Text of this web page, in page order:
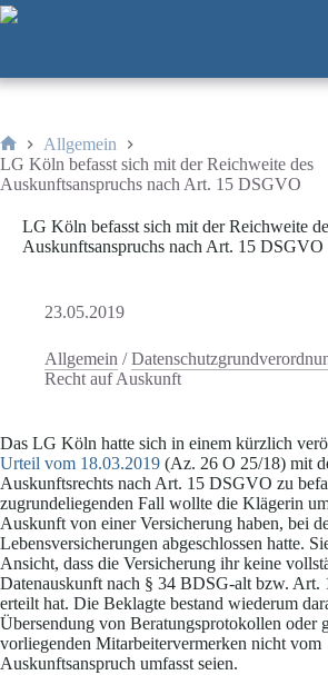
Zum
Inhalt
Start
Allgemein
LG Köln befasst sich mit der Reichweite des
Auskunftsanspruchs nach Art. 15 DSGVO
LG Köln befasst sich mit der Reichweite
Auskunftsanspruchs nach Art. 15 DSGVO
23.05.2019
Allgemein /
Recht auf Auskunft
Das LG Köln hatte sich in einem kürzlich
Urteil vom 18.03.2019 (Az. 26 O 25/18) mit
Auskunftsrechts nach Art. 15 DSGVO zu
zugrundeliegenden Fall wollte die Klägerin
Auskunft von einer Versicherung haben, bei
Lebensversicherungen abgeschlossen hatte.
Ansicht, dass die Versicherung ihr keine
Datenauskunft nach § 34 BDSG-alt bzw. Art.
erteilt hat. Die Beklagte bestand wiederum
Übersendung von Beratungsprotokollen oder
vorliegenden Mitarbeitervermerken nicht vom
Auskunftsanspruch umfasst seien.